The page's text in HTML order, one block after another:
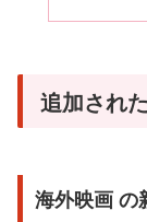
追加され
海外映画 の